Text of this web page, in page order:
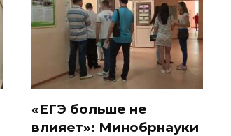
«ЕГЭ больше не
влияет»: Минобрнауки